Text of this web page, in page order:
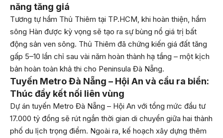
năng tăng giá
Tương tự hầm Thủ Thiêm tại TP.HCM, khi hoàn thiện, hầm
sông Hàn được kỳ vọng sẽ tạo ra sự bùng nổ giá trị bất
động sản ven sông. Thủ Thiêm đã chứng kiến giá đất tăng
gấp 5–10 lần chỉ sau vài năm hoàn thành hạ tầng – một kịch
bản hoàn toàn khả thi cho Peninsula Đà Nẵng.
Tuyến Metro Đà Nẵng – Hội An và cầu ra biển:
Thúc đẩy kết nối liên vùng
Dự án tuyến Metro Đà Nẵng – Hội An với tổng mức đầu tư
17.000 tỷ đồng sẽ rút ngắn thời gian di chuyển giữa hai thành
phố du lịch trọng điểm. Ngoài ra, kế hoạch xây dựng thêm